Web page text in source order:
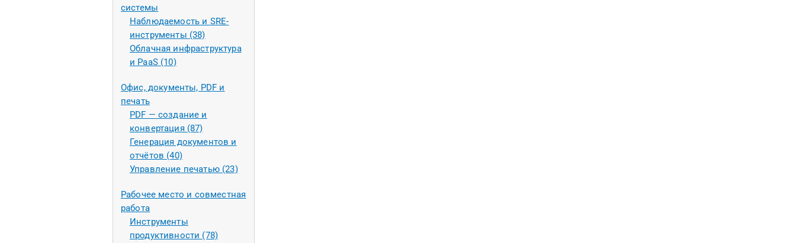
системы
Наблюдаемость и SRE-
инструменты (38)
Облачная инфраструктура
и PaaS (10)
Офис, документы, PDF и
печать
PDF — создание и
конвертация (87)
Генерация документов и
отчётов (40)
Управление печатью (23)
Рабочее место и совместная
работа
Инструменты
продуктивности (78)